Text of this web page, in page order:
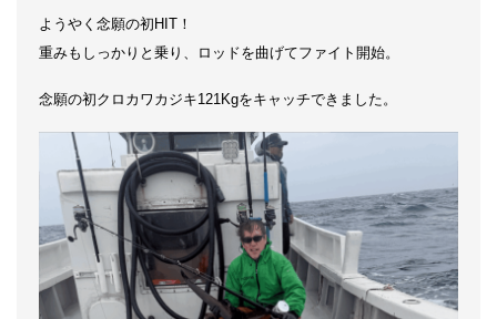
ようやく念願の初HIT！
重みもしっかりと乗り、ロッドを曲げてファイト開始。
念願の初クロカワカジキ121Kgをキャッチできました。